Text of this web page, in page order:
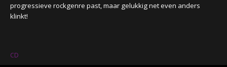
progressieve rockgenre past, maar gelukkig net even anders
klinkt!
CD